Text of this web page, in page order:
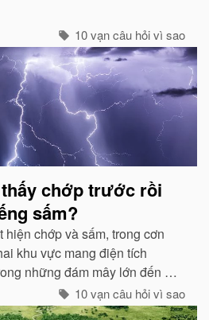
10 vạn câu hỏi vì sao
chớp trước rồi
sấm?
chớp và sấm, trong cơn
khu vực mang điện tích
những đám mây lớn đến một
điện tích trong quá trình phát
10 vạn câu hỏi vì sao